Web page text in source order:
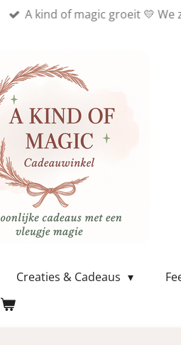
A kind of magic groeit 💛
Creaties & Cadeaus